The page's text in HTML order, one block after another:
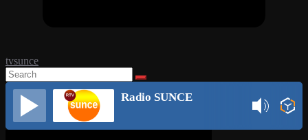
tvsunce
Radio SUNCE